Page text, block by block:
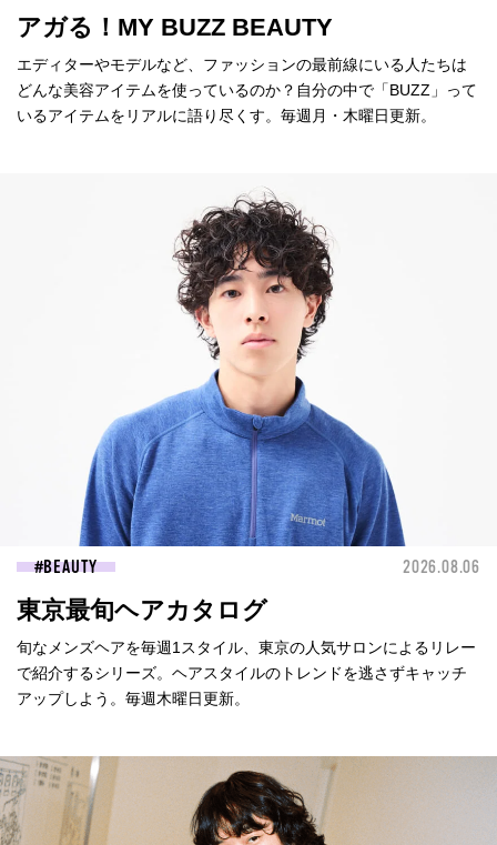
アガる！MY BUZZ BEAUTY
エディターやモデルなど、ファッションの最前線にいる人たちは
どんな美容アイテムを使っているのか？自分の中で「BUZZ」って
いるアイテムをリアルに語り尽くす。毎週月・木曜日更新。
BEAUTY 2026.08.06
東京最旬ヘアカタログ
旬なメンズヘアを毎週1スタイル、東京の人気サロンによるリレー
で紹介するシリーズ。ヘアスタイルのトレンドを逃さずキャッチ
アップしよう。毎週木曜日更新。